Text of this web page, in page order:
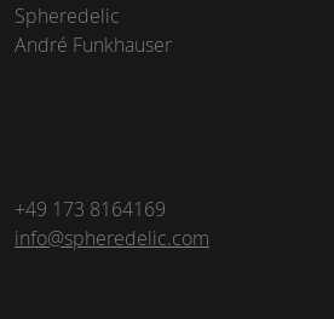
Spheredelic
André Funkhauser
+49 173 8164169
info@spheredelic.com